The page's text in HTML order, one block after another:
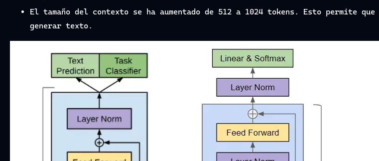
El tamaño del contexto se ha aumentado de 512 a 1024 tokens. Esto permite
generar texto.